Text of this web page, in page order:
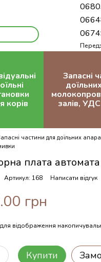
корів
Запасні
залів, УДС
частини для доїльних
плата
Артикул: 168 Написати відгук
грн
для відображення
Купити